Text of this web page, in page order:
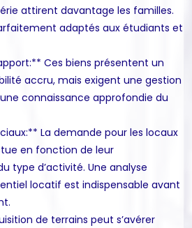
attirent davantage les familles.
adaptés aux étudiants et
Ces biens présentent un
accru, mais exigent une gestion
connaissance approfondie du
La demande pour les locaux
en fonction de leur
type d’activité. Une analyse
locatif est indispensable avant
de terrains peut s’avérer